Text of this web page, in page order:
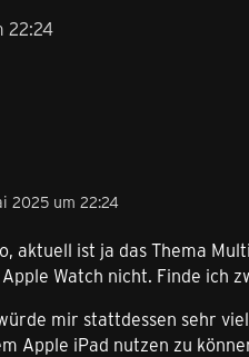
22:24
2025 um 22:24
aktuell ist ja das Thema
Watch nicht. Finde ich
mir stattdessen sehr
Apple iPad nutzen zu